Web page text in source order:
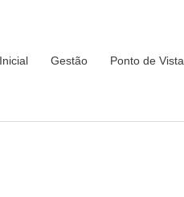
Inicial Gestão Ponto de Vista